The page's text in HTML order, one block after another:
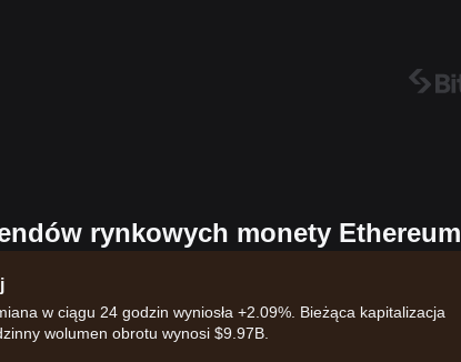
rynkowych monety Ethereum
w ciągu 24 godzin wyniosła +2.09%. Bieżąca kapitalizacja
wolumen obrotu wynosi $9.97B.